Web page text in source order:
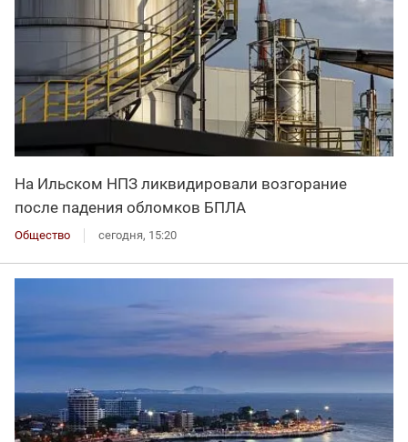
На Ильском НПЗ ликвидировали возгорание
после падения обломков БПЛА
Общество сегодня, 15:20